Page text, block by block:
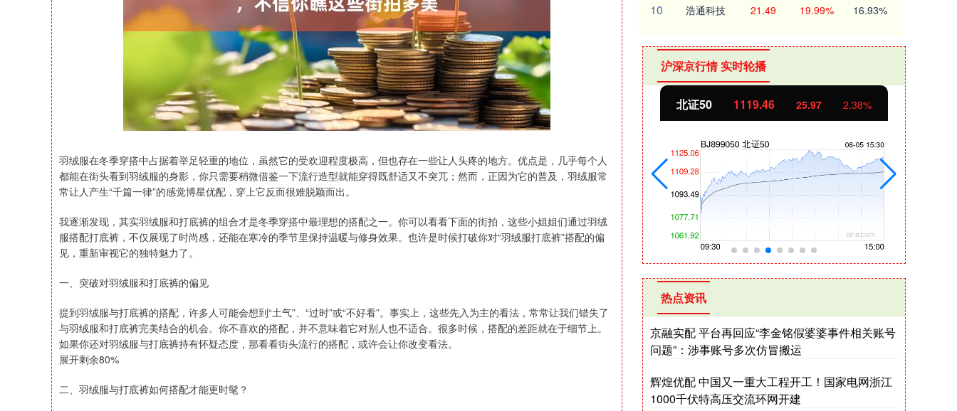
羽绒服在冬季穿搭中占据着举足轻重的地位，虽然它的受欢迎程度极高，但也存在一些让人头疼的地方。优点是，几乎每个人
都能在街头看到羽绒服的身影，你只需要稍微借鉴一下流行造型就能穿得既舒适又不突兀；然而，正因为它的普及，羽绒服常
常让人产生“千篇一律”的感觉博星优配，穿上它反而很难脱颖而出。
我逐渐发现，其实羽绒服和打底裤的组合才是冬季穿搭中最理想的搭配之一。你可以看看下面的街拍，这些小姐姐们通过羽绒
服搭配打底裤，不仅展现了时尚感，还能在寒冷的季节里保持温暖与修身效果。也许是时候打破你对“羽绒服打底裤”搭配的偏
见，重新审视它的独特魅力了。
一、突破对羽绒服和打底裤的偏见
提到羽绒服与打底裤的搭配，许多人可能会想到“土气”、“过时”或“不好看”。事实上，这些先入为主的看法，常常让我们错失了
与羽绒服和打底裤完美结合的机会。你不喜欢的搭配，并不意味着它对别人也不适合。很多时候，搭配的差距就在于细节上。
如果你还对羽绒服与打底裤持有怀疑态度，那看看街头流行的搭配，或许会让你改变看法。
展开剩余80%
二、羽绒服与打底裤如何搭配才能更时髦？
10 浩通科技 21.49 19.99% 16.93%
沪深京行情 实时轮播
深证成指 14144.20 258.49 1.86% 沪深300 4658.15 57.22 北证50 1119.46 25.97 2.38%
热点资讯
京融实配 平台再回应“李金铭假婆婆事件相关账号
问题”：涉事账号多次仿冒搬运
辉煌优配 中国又一重大工程开工！国家电网浙江
1000千伏特高压交流环网开建